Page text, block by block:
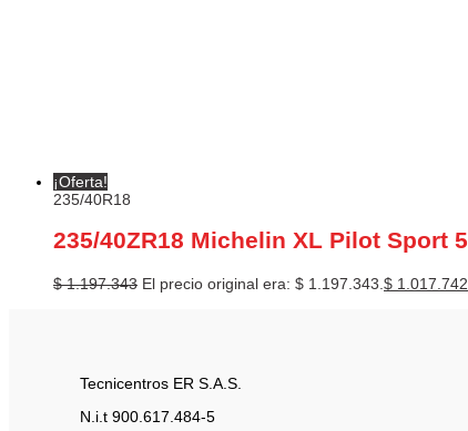
¡Oferta!
235/40R18
235/40ZR18 Michelin XL Pilot Sport 5
$1.197.343 El precio original era: $ 1.197.343. $ 1.017.742
Tecnicentros ER S.A.S.
N.i.t 900.617.484-5